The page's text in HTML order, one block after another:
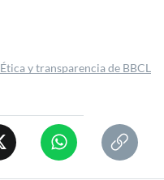
Ética y transparencia de BBCL